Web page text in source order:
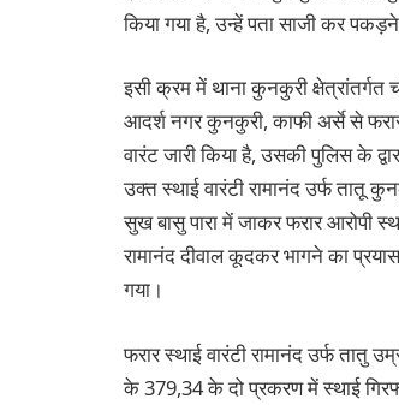
किया गया है, उन्हें पता साजी कर
इसी क्रम में थाना कुनकुरी क्षेत्रांतर्गत
आदर्श नगर कुनकुरी, काफी अर्से से
वारंट जारी किया है, उसकी पुलिस के
उक्त स्थाई वारंटी रामानंद उर्फ तातू
सुख बासु पारा में जाकर फरार आरोपी
रामानंद दीवाल कूदकर भागने का
गया।
फरार स्थाई वारंटी रामानंद उर्फ तातु
के 379,34 के दो प्रकरण में स्थाई